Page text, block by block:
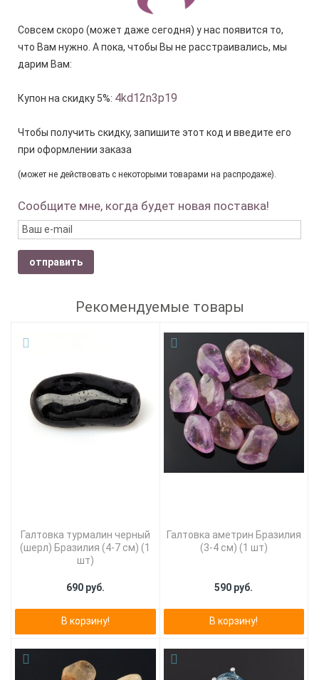
Совсем скоро (может даже сегодня) у нас появится то,
что Вам нужно. А пока, чтобы Вы не расстраивались, мы
дарим Вам:
Купон на скидку 5%: 4kd12n3p19
Чтобы получить скидку, запишите этот код и введите его
при оформлении заказа
(может не действовать с некоторыми товарами на распродаже).
Сообщите мне, когда будет новая поставка!
отправить
Рекомендуемые товары
Галтовка турмалин черный
(шерл) Бразилия (4-7 см) (1
шт)
690 руб.
В корзину!
Галтовка аметрин Бразилия
(3-4 см) (1 шт)
590 руб.
В корзину!